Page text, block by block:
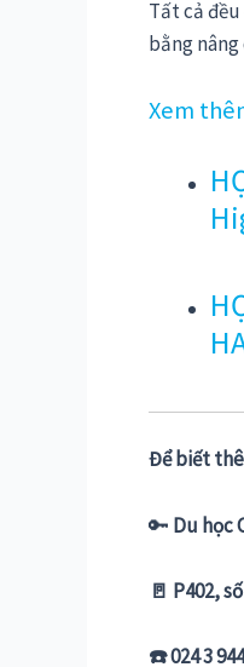
Tất cả
bằng nâng
Xem
Để biết
🔑 Du học
🚪 P402,
☎️ 024 3